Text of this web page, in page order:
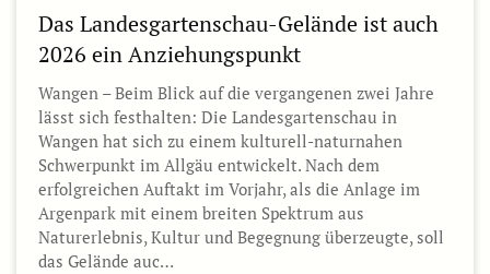
Das Landesgartenschau-Gelände ist auch
2026 ein Anziehungspunkt
Wangen – Beim Blick auf die vergangenen zwei Jahre
lässt sich festhalten: Die Landesgartenschau in
Wangen hat sich zu einem kulturell-naturnahen
Schwerpunkt im Allgäu entwickelt. Nach dem
erfolgreichen Auftakt im Vorjahr, als die Anlage im
Argenpark mit einem breiten Spektrum aus
Naturerlebnis, Kultur und Begegnung überzeugte, soll
das Gelände auc…